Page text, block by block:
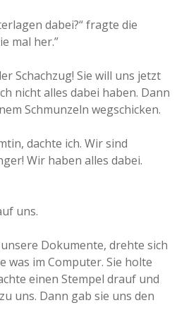
dabei?“ fragte die
mal her.”
Schachzug! Sie will uns jetzt
nicht alles dabei haben. Dann
Schmunzeln wegschicken.
dachte ich. Wir sind
Wir haben alles dabei.
uns.
Dokumente, drehte sich
was im Computer. Sie holte
einen Stempel drauf und
uns. Dann gab sie uns den